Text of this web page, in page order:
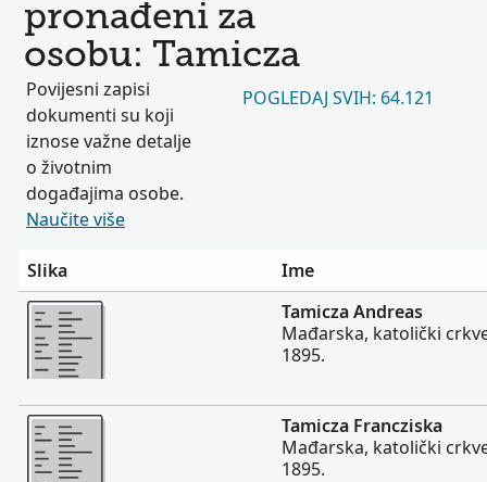
pronađeni za
osobu: Tamicza
Povijesni zapisi
dokumenti su koji
iznose važne detalje
o životnim
događajima osobe.
Naučite više
POGLEDAJ SVIH: 64.121
Slika
Ime
Više
Tamicza Andreas
Mađarska, katolički
1895.
Više
Tamicza Francziska
Mađarska, katolički
1895.